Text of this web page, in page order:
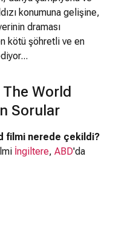
konumuna gelişine,
draması
kötü şöhretli ve en
World
Sorular
filmi nerede çekildi?
İngiltere, ABD'da